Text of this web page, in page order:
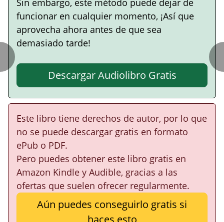
funcionar en cualquier momento, ¡Así que
aprovecha ahora antes de que sea
demasiado tarde!
Descargar Audiolibro Gratis
Este libro tiene derechos de autor, por lo que
no se puede descargar gratis en formato
ePub o PDF.
Pero puedes obtener este libro gratis en
Amazon Kindle y Audible, gracias a las
ofertas que suelen ofrecer regularmente.
Aún puedes conseguirlo gratis si
haces esto